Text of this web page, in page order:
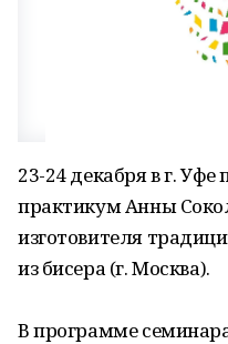
23-24 декабря в г.
практикум Анны
изготовителя
из бисера (г. Москва).
В программе